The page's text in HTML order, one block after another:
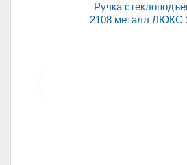
Ручка стеклоподъёмника
2108 металл ЛЮКС